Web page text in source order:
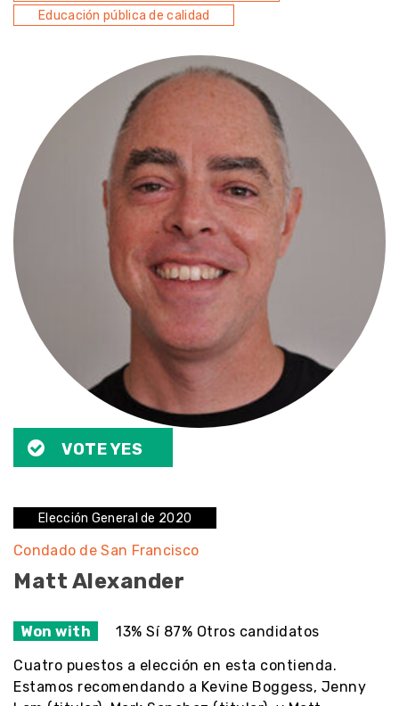
Educación pública de calidad
VOTE YES
Elección General de 2020
Condado de San Francisco
Matt Alexander
Won with 13% Sí 87% Otros candidatos
Cuatro puestos a elección en esta contienda.
Estamos recomendando a Kevine Boggess, Jenny